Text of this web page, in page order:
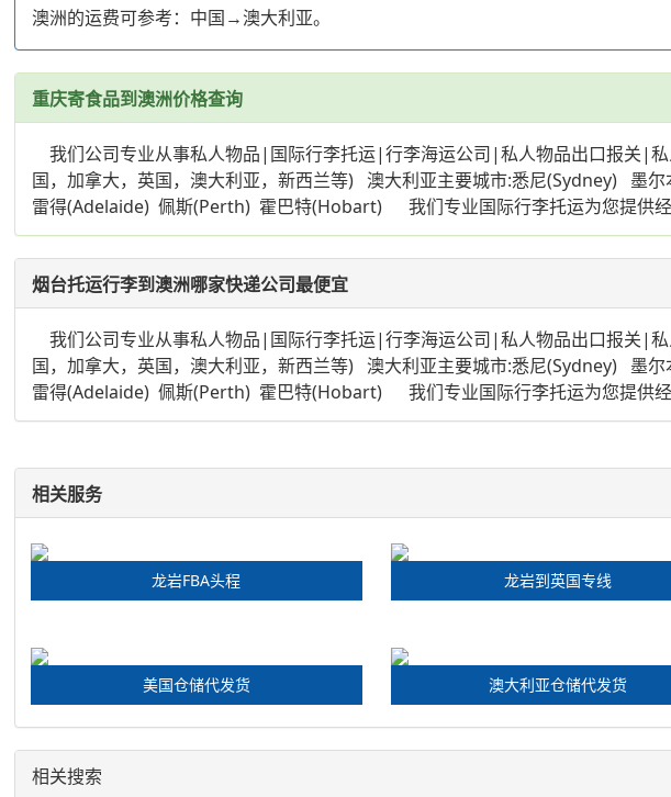
澳洲的运费可参考：中国→澳大利亚。
重庆寄食品到澳洲价格查询
我们公司专业从事私人物品|国际行李托运|行李海运公司|私人物品出口报关|
国，加拿大，英国，澳大利亚，新西兰等) 澳大利亚主要城市:悉尼(Sydney)
雷得(Adelaide) 佩斯(Perth) 霍巴特(Hobart) 我们专业国际行李托运为您提供经
烟台托运行李到澳洲哪家快递公司最便宜
我们公司专业从事私人物品|国际行李托运|行李海运公司|私人物品出口报关|
国，加拿大，英国，澳大利亚，新西兰等) 澳大利亚主要城市:悉尼(Sydney)
雷得(Adelaide) 佩斯(Perth) 霍巴特(Hobart) 我们专业国际行李托运为您提供经
相关服务
龙岩FBA头程 龙岩到英国专线
美国仓储代发货 澳大利亚仓储代发货
相关搜索